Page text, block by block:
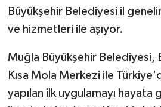
Büyükşehir Belediyesi il
ve hizmetleri ile aşıyor.
Muğla Büyükşehir Belediyesi,
Kısa Mola Merkezi ile
yapılan ilk uygulamayı